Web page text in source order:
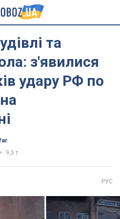
та
з'явилися
удару РФ по
9,5 т.
РУС